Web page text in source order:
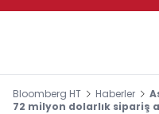
Bloomberg HT Haberler
72 milyon dolarlık sipariş